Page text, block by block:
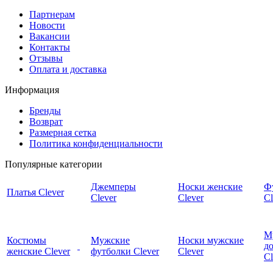
Партнерам
Новости
Вакансии
Контакты
Отзывы
Оплата и доставка
Информация
Бренды
Возврат
Размерная сетка
Политика конфиденциальности
Популярные категории
Платья Clever
Джемперы
Clever
Носки женские
Clever
Костюмы
женские Clever
Мужские
футболки Clever
Носки мужские
Clever